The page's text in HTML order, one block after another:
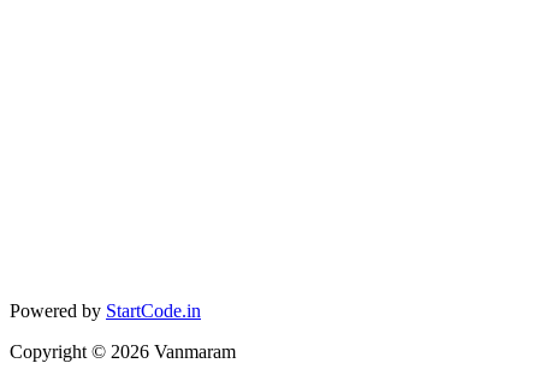
Powered by StartCode.in
Copyright © 2026 Vanmaram